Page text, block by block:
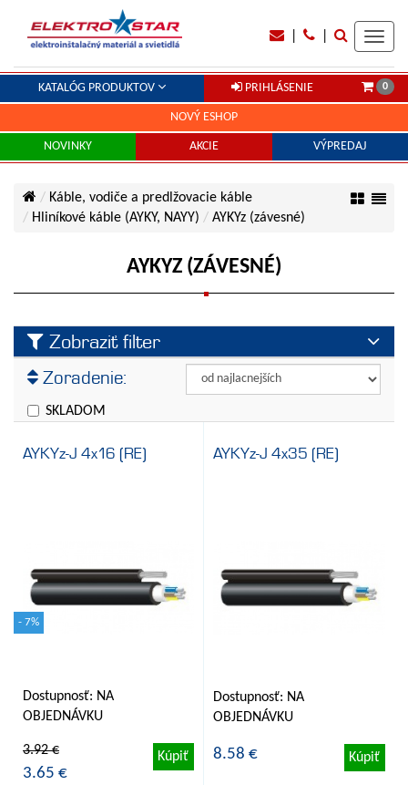
KATALÓG PRODUKTOV PRIHLÁSENIE 0
NOVÝ ESHOP
NOVINKY AKCIE VÝPREDAJ
Káble, vodiče a predlžovacie káble
Hliníkové káble (AYKY, NAYY)
AYKYz (závesné)
AYKYZ (ZÁVESNÉ)
Zobraziť filter
Výrobca
Cena
ELKOND
Zoradenie:
SKLADOM
AYKYz-J 4x16 (RE)
- 7%
Dostupnosť: NA
OBJEDNÁVKU
3.92 €
3.65 €
Kúpiť
AYKYz-J 4x35 (RE)
Dostupnosť: NA
OBJEDNÁVKU
8.58 € Kúpiť